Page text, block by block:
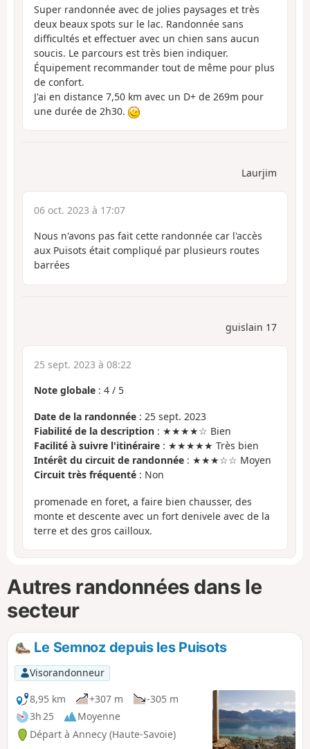
Super randonnée avec de jolies paysages et très
deux beaux spots sur le lac. Randonnée sans
difficultés et effectuer avec un chien sans aucun
soucis. Le parcours est très bien indiquer.
Équipement recommander tout de même pour plus
de confort.
J'ai en distance 7,50 km avec un D+ de 269m pour
une durée de 2h30.
Laurjim
06 oct. 2023 à 17:07
Nous n'avons pas fait cette randonnée car l'accès
aux Puisots était compliqué par plusieurs routes
barrées
guislain 17
25 sept. 2023 à 08:22
Note globale : 4 / 5
Date de la randonnée : 25 sept. 2023
Fiabilité de la description : ★★★★☆ Bien
Facilité à suivre l'itinéraire : ★★★★★ Très bien
Intérêt du circuit de randonnée : ★★★☆☆ Moyen
Circuit très fréquenté : Non
promenade en foret, a faire bien chausser, des
monte et descente avec un fort denivele avec de la
terre et des gros cailloux.
Autres randonnées dans le
secteur
Le Semnoz depuis les Puisots
Visorandonneur
8,95 km
+307 m
-305 m
3h 25
Moyenne
Départ à Annecy (Haute-Savoie)